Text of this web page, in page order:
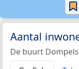
Aantal
De buurt